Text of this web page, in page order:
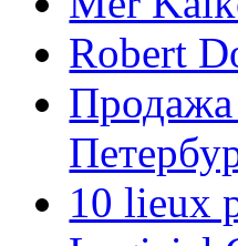
Robert
Продажа
10 lieux